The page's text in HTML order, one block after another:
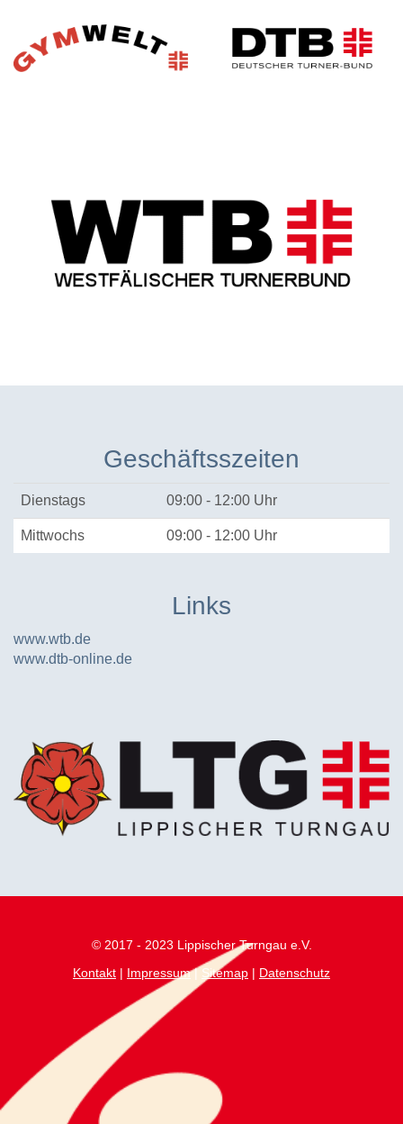
Geschäftsszeiten
Dienstags 09:00 - 12:00 Uhr
Mittwochs 09:00 - 12:00 Uhr
Links
www.wtb.de
www.dtb-online.de
© 2017 - 2023 Lippischer Turngau e.V.
Kontakt | Impressum| Sitemap | Datenschutz